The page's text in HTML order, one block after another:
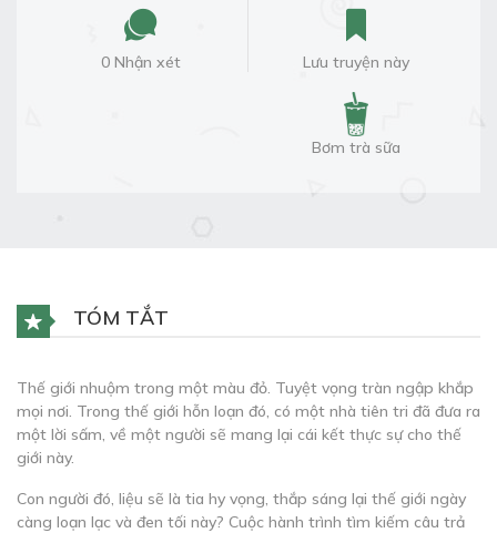
0 Nhận xét Lưu truyện này
Bơm trà sữa
TÓM TẮT
Thế giới nhuộm trong một màu đỏ. Tuyệt vọng tràn ngập khắp
mọi nơi. Trong thế giới hỗn loạn đó, có một nhà tiên tri đã đưa ra
một lời sấm, về một người sẽ mang lại cái kết thực sự cho thế
giới này.
Con người đó, liệu sẽ là tia hy vọng, thắp sáng lại thế giới ngày
càng loạn lạc và đen tối này? Cuộc hành trình tìm kiếm câu trả